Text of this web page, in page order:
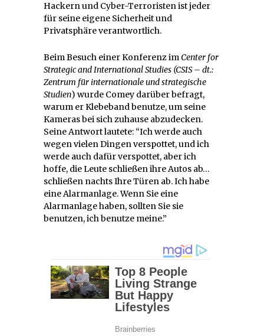
Hackern und Cyber-Terroristen ist jeder
für seine eigene Sicherheit und
Privatsphäre verantwortlich.
Beim Besuch einer Konferenz imCenter for
Strategic and International Studies (CSIS – dt.:
Zentrum für internationale und strategische
Studien) wurde Comey darüber befragt,
warum er Klebeband benutze, um seine
Kameras bei sich zuhause abzudecken.
Seine Antwort lautete: “Ich werde auch
wegen vielen Dingen verspottet, und ich
werde auch dafür verspottet, aber ich
hoffe, die Leute schließen ihre Autos ab…
schließen nachts Ihre Türen ab. Ich habe
eine Alarmanlage. Wenn Sie eine
Alarmanlage haben, sollten Sie sie
benutzen, ich benutze meine.”